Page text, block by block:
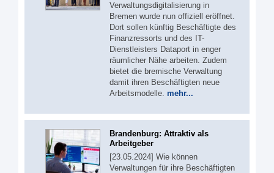
Verwaltungsdigitalisierung in
Bremen wurde nun offiziell eröffnet.
Dort sollen künftig Beschäftigte des
Finanzressorts und des IT-
Dienstleisters Dataport in enger
räumlicher Nähe arbeiten. Zudem
bietet die bremische Verwaltung
damit ihren Beschäftigten neue
Arbeitsmodelle. mehr...
Brandenburg: Attraktiv als
Arbeitgeber
[23.05.2024] Wie können
Verwaltungen für ihre Beschäftigten